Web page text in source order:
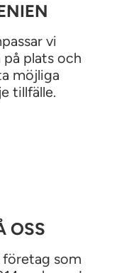
vi
på plats och
möjliga
tillfälle.
OSS
som